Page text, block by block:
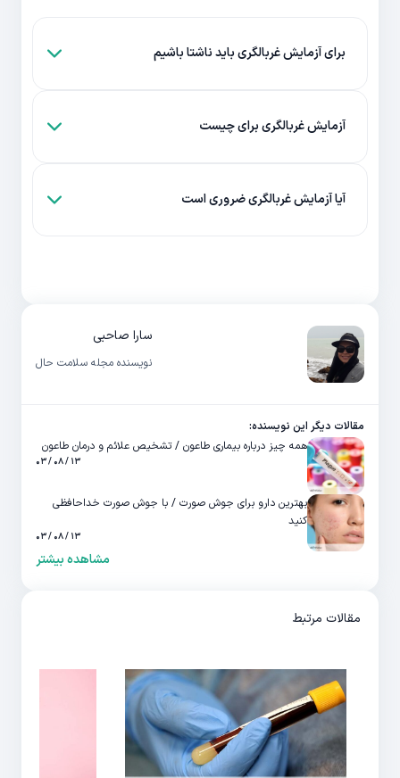
برای آزمایش غربالگری باید ناشتا باشیم
آزمایش غربالگری برای چیست
آیا آزمایش غربالگری ضروری است
سارا صاحبی
نویسنده مجله سلامت حال
مقالات دیگر این نویسنده:
همه چیز درباره بیماری طاعون / تشخیص علائم و درمان طاعون
۱۳ / ۰۸ / ۰۳
بهترین دارو برای جوش صورت / با جوش صورت خداحافظی
کنید
۱۳ / ۰۸ / ۰۳
مشاهده بیشتر
مقالات مرتبط